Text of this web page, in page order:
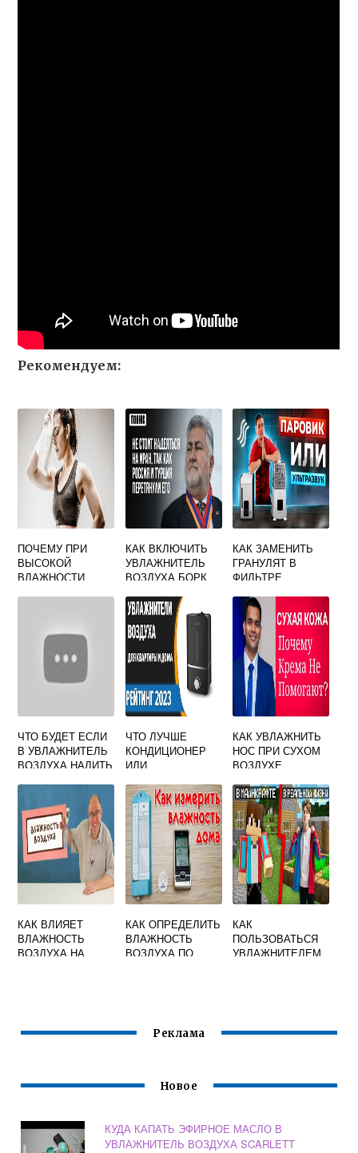
Рекомендуем:
ПОЧЕМУ ПРИ
ВЫСОКОЙ
ВЛАЖНОСТИ
КАК ВКЛЮЧИТЬ
УВЛАЖНИТЕЛЬ
ВОЗДУХА БОРК
КАК ЗАМЕНИТЬ
ГРАНУЛЯТ В
ФИЛЬТРЕ
ВОЗДУХА
ЧТО БУДЕТ ЕСЛИ
В УВЛАЖНИТЕЛЬ
ВОЗДУХА НАЛИТЬ
ЧТО ЛУЧШЕ
КОНДИЦИОНЕР
ИЛИ
ВОЗДУХА В
КВАРТИРЕ
КАК УВЛАЖНИТЬ
НОС ПРИ СУХОМ
ВОЗДУХЕ
КАК ВЛИЯЕТ
ВЛАЖНОСТЬ
ВОЗДУХА НА
КАК ОПРЕДЕЛИТЬ
ВЛАЖНОСТЬ
ВОЗДУХА ПО
КАК
ПОЛЬЗОВАТЬСЯ
УВЛАЖНИТЕЛЕМ
Реклама
Новое
КУДА КАПАТЬ ЭФИРНОЕ МАСЛО В
УВЛАЖНИТЕЛЬ ВОЗДУХА SCARLETT